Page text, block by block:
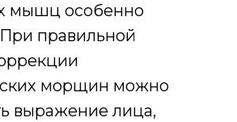
мышц особенно
правильной
морщин можно
выражение лица,